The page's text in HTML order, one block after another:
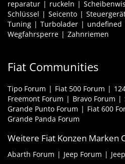
reparatur
ruckeln
Schlüssel
Seicento
Tuning
Turbolader undefined
Wegfahrsperre
Zahnriemen
Fiat Communities
Tipo Forum Fiat 500 Forum
Freemont Forum
Bravo Forum
Grande Punto Forum
Fiat 600
Grande Panda Forum
Weitere Fiat Konzen Marken
Abarth Forum Jeep Forum